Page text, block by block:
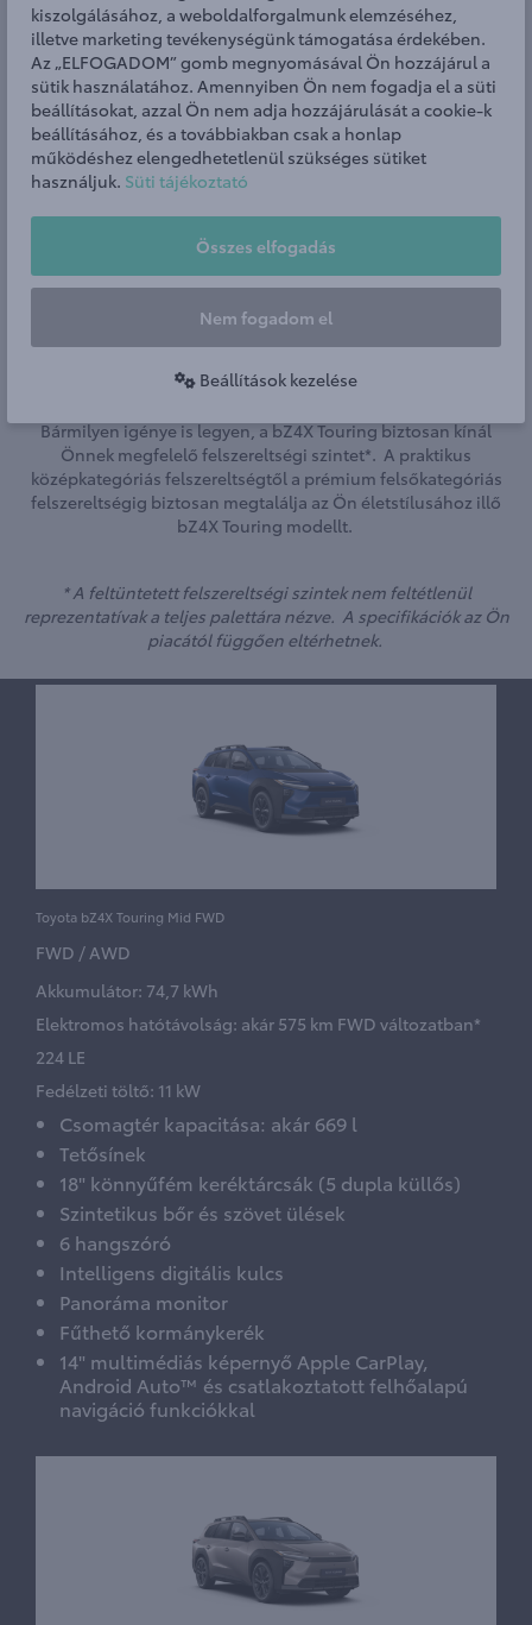
Kalandozzon az X-mode
összkerékhajtással
A Snow/Dirt és Deep snow/Mud beállításokkal rendelkező X-
legnehezebb terepen is helytáll.
Fedezze fel a Toyota bZ4X Touring
felszereltségi szintjeit kezébe adja az
irányítást
Bármilyen igénye is legyen, a bZ4X Touring biztosan kínál
Önnek megfelelő felszereltségi szintet*. A praktikus
középkategóriás felszereltségtől a prémium felsőkategóriás
felszereltségig biztosan megtalálja az Ön életstílusához illő
bZ4X Touring modellt.
* A feltüntetett felszereltségi szintek nem feltétlenül
reprezentatívak a teljes palettára nézve. A specifikációk az Ön
piacától függően eltérhetnek.
Toyota bZ4X Touring Mid FWD
FWD / AWD
Akkumulátor: 74,7 kWh
Elektromos hatótávolság: akár 575 km FWD változatban*
224 LE
Fedélzeti töltő: 11 kW
Csomagtér kapacitása: akár 669 l
Tetősínek
18" könnyűfém keréktárcsák (5 dupla küllős)
Szintetikus bőr és szövet ülések
6 hangszóró
Intelligens digitális kulcs
Panoráma monitor
Fűthető kormánykerék
14" multimédiás képernyő Apple CarPlay,
Android Auto™ és csatlakoztatott felhőalapú
navigáció funkciókkal
kiszolgálásához, a weboldalforgalmunk elemzéséhez,
illetve marketing tevékenységünk támogatása érdekében.
Az „ELFOGADOM” gomb megnyomásával Ön hozzájárul a
sütik használatához. Amennyiben Ön nem fogadja el a süti
beállításokat, azzal Ön nem adja hozzájárulását a cookie-k
beállításához, és a továbbiakban csak a honlap
működéshez elengedhetetlenül szükséges sütiket
használjuk. Süti tájékoztató
Összes elfogadás
Nem fogadom el
Beállítások kezelése